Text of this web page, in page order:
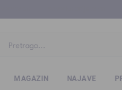
MAGAZIN NAJAVE